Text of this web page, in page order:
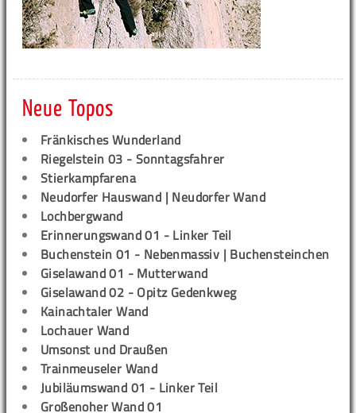
Neue Topos
Fränkisches Wunderland
Riegelstein 03 - Sonntagsfahrer
Stierkampfarena
Neudorfer Hauswand | Neudorfer Wand
Lochbergwand
Erinnerungswand 01 - Linker Teil
Buchenstein 01 - Nebenmassiv | Buchensteinchen
Giselawand 01 - Mutterwand
Giselawand 02 - Opitz Gedenkweg
Kainachtaler Wand
Lochauer Wand
Umsonst und Draußen
Trainmeuseler Wand
Jubiläumswand 01 - Linker Teil
Großenoher Wand 01